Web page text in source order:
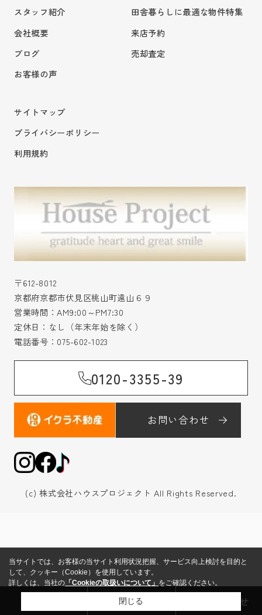
スタッフ紹介
会社概要
ブログ
お客様の声
田舎暮らしに最適な物件特集
来店予約
売却査定
サイトマップ
プライバシーポリシー
利用規約
〒612-8012
京都府京都市伏見区桃山町遠山６９
営業時間：AM9:00～PM7:30
定休日：なし（年末年始を除く）
電話番号： 075-602-1023
0120-3355-39
お問い合わせ
(c) 株式会社ハウスプロジェクト All Rights Reserved.
売却査定 お問い合わせ
当サイトでは、お客様の当サイト利用状況把握、サービス向上検討を目的と
して、クッキー（Cookie）を使用しています。
詳しくは、当社の 「Cookieの取扱いについて」 をご確認ください。
閉じる